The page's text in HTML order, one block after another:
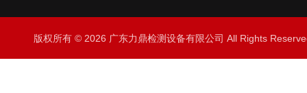
版权所有 © 2026 广东力鼎检测设备有限公司 All Rights